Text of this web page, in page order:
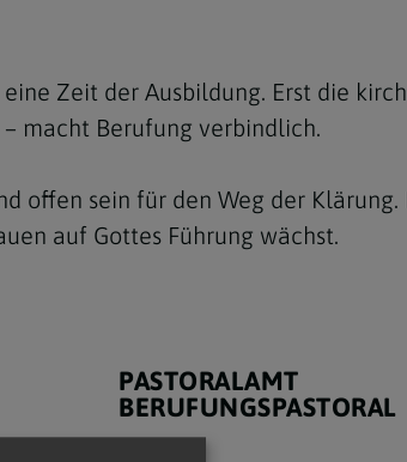
Zeit der Ausbildung. Erst die
macht Berufung verbindlich.
offen sein für den Weg der Klärung.
auf Gottes Führung wächst.
PASTORALAMT
BERUFUNGSPASTORAL